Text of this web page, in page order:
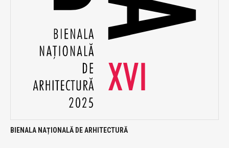
BIENALA NAȚIONALĂ DE ARHITECTURĂ